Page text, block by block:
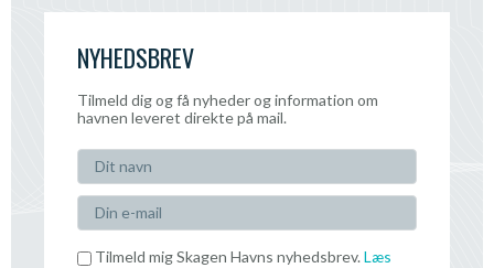
NYHEDSBREV
Tilmeld dig og få nyheder og information om
havnen leveret direkte på mail.
Tilmeld mig Skagen Havns nyhedsbrev. Læs